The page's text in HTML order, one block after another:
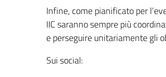
Infine, come pianificato per
IIC saranno sempre più
e perseguire unitariamente gli
Sui social: